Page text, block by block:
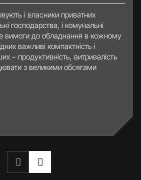
і власники приватних
господарства, і комунальні
вимоги до обладнання в кожному
важливі компактність і
– продуктивність, витривалість
з великими обсягами